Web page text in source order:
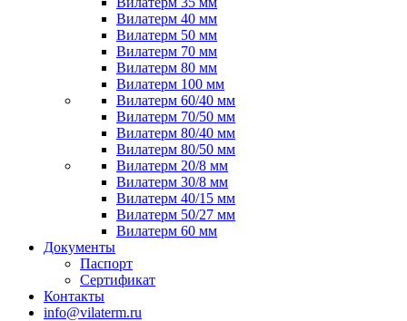
Вилатерм 40 мм
Вилатерм 50 мм
Вилатерм 70 мм
Вилатерм 80 мм
Вилатерм 100 мм
Вилатерм 60/40 мм
Вилатерм 70/50 мм
Вилатерм 80/40 мм
Вилатерм 80/50 мм
Вилатерм 20/8 мм
Вилатерм 30/8 мм
Вилатерм 40/15 мм
Вилатерм 50/27 мм
Вилатерм 60 мм
Документы
Паспорт
Сертификат
Контакты
info@vilaterm.ru